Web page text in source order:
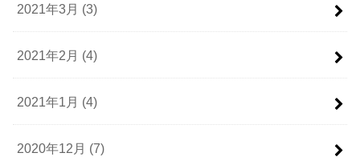
2021年3月 (3)
2021年2月 (4)
2021年1月 (4)
2020年12月 (7)